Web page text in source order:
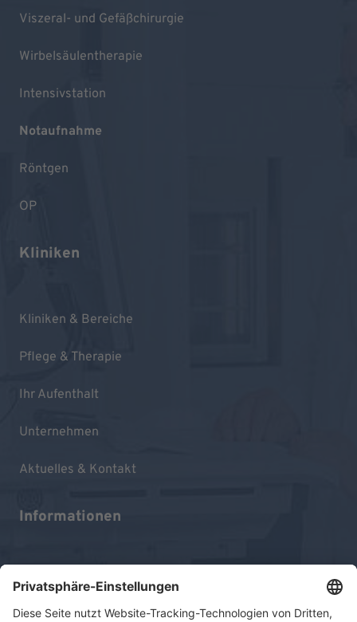
Viszeral- und Gefäßchirurgie
Wirbelsäulentherapie
Intensivstation
Notaufnahme
Röntgen
OP
Kliniken
Kliniken & Bereiche
Pflege & Therapie
Ihr Aufenthalt
Unternehmen
Aktuelles & Kontakt
Informationen
Impressum
Datenschutz